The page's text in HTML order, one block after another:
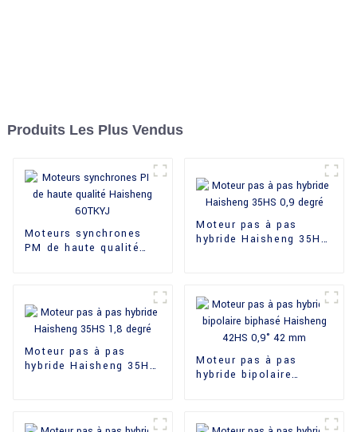
Produits Les Plus Vendus
Moteurs synchrones
PM de haute qualité
Moteur pas à pas
hybride Haisheng 35HS
Moteur pas à pas
hybride Haisheng 35HS
Moteur pas à pas
hybride bipolaire